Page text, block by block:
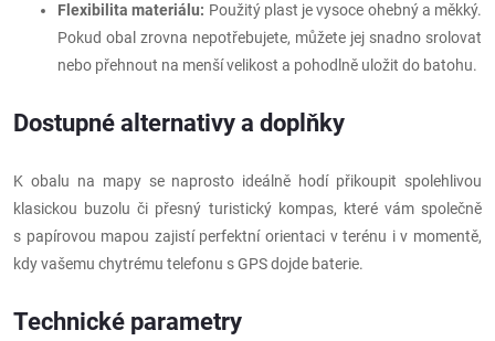
Flexibilita materiálu: Použitý plast je vysoce ohebný a měkký.
Pokud obal zrovna nepotřebujete, můžete jej snadno srolovat
nebo přehnout na menší velikost a pohodlně uložit do batohu.
Dostupné alternativy a doplňky
K obalu na mapy se naprosto ideálně hodí přikoupit spolehlivou
klasickou buzolu či přesný turistický kompas, které vám společně
s papírovou mapou zajistí perfektní orientaci v terénu i v momentě,
kdy vašemu chytrému telefonu s GPS dojde baterie.
Technické parametry